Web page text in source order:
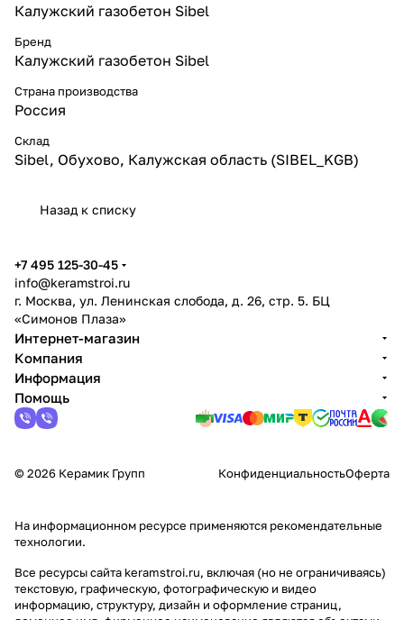
Калужский газобетон Sibel
Бренд
Калужский газобетон Sibel
Страна производства
Россия
Склад
Sibel, Обухово, Калужская область (SIBEL_KGB)
Назад к списку
+7 495 125-30-45
info@keramstroi.ru
г. Москва, ул. Ленинская слобода, д. 26, стр. 5. БЦ
«Симонов Плаза»
Интернет-магазин
Компания
Информация
Помощь
© 2026 Керамик Групп КонфиденциальностьОферта
На информационном ресурсе применяются рекомендательные
технологии.
Все ресурсы сайта keramstroi.ru, включая (но не ограничиваясь)
текстовую, графическую, фотографическую и видео
информацию, структуру, дизайн и оформление страниц,